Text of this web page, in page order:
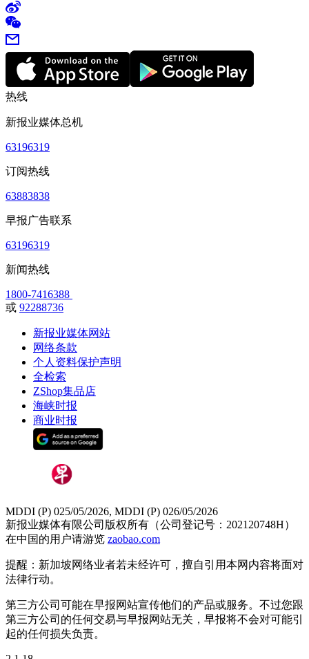
热线
新报业媒体总机
63196319
订阅热线
63883838
早报广告联系
63196319
新闻热线
1800-7416388
或 92288736
新报业媒体网站
网络条款
个人资料保护声明
全检索
ZShop集品店
海峡时报
商业时报
MDDI (P) 025/05/2026, MDDI (P) 026/05/2026
新报业媒体有限公司版权所有（公司登记号：202120748H）
在中国的用户请游览 zaobao.com
提醒：新加坡网络业者若未经许可，擅自引用本网内容将面对
法律行动。
第三方公司可能在早报网站宣传他们的产品或服务。不过您跟
第三方公司的任何交易与早报网站无关，早报将不会对可能引
起的任何损失负责。